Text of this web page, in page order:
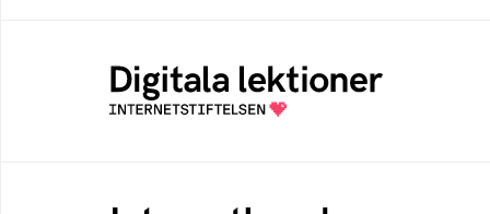
Öppen digital lärresurs med färdiga lektioner
för alla stadier i grundskolan